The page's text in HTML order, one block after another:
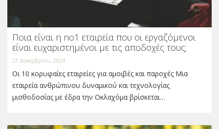
Ποια είναι η no1 εταιρεία που οι εργαζόμενοι
είναι ευχαριστημένοι με τις αποδοχές τους;
23 Δεκεμβρίου, 2024
Οι 10 κορυφαίες εταιρείες για αμοιβές και παροχές Μια
εταιρεία ανθρώπινου δυναμικού και τεχνολογίας
μισθοδοσίας με έδρα την Οκλαχόμα βρίσκεται…